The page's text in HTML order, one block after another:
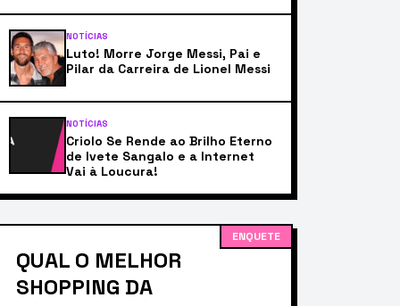
NOTÍCIAS
Luto! Morre Jorge Messi, Pai e
Pilar da Carreira de Lionel Messi
NOTÍCIAS
Criolo Se Rende ao Brilho Eterno
de Ivete Sangalo e a Internet
Vai à Loucura!
ENQUETE
QUAL O MELHOR
SHOPPING DA